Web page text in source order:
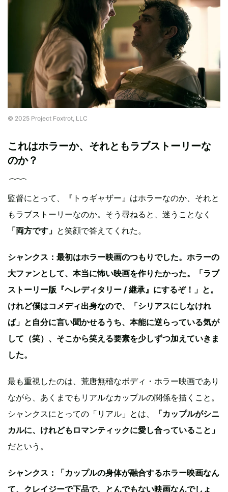
© 2025 Project Foxtrot, LLC
これはホラーか、それともラブストーリーな
のか？
監督にとって、『トゥギャザー』はホラーなのか、それと
もラブストーリーなのか。そう尋ねると、迷うことなく
「両方です」 と笑顔で答えてくれた。
シャンクス：最初はホラー映画のつもりでした。ホラーの
大ファンとして、本当に怖い映画を作りたかった。「ラブ
ストーリー版『ヘレディタリー / 継承』にするぞ！」と。
けれど僕はコメディ出身なので、「シリアスにしなけれ
ば」と自分に言い聞かせるうち、本能に逆らっている気が
して（笑）、そこから笑える要素を少しずつ加えていきま
した。
最も重視したのは、荒唐無稽なボディ・ホラー映画であり
ながら、あくまでもリアルなカップルの関係を描くこと。
シャンクスにとっての「リアル」とは、
「カップルがシニ
カルに、けれどもロマンティックに愛し合っていること」
だという。
シャンクス：「カップルの身体が融合するホラー映画なん
て、クレイジーで下品で、とんでもない映画なんでしょ